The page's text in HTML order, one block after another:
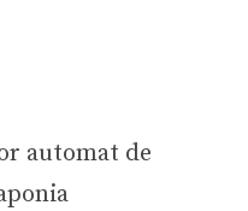
automat de